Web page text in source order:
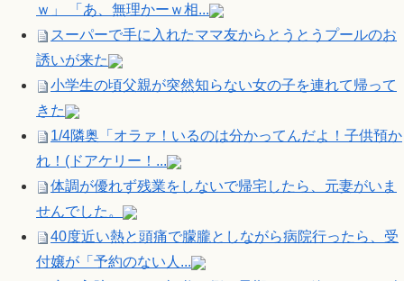
ｗ」 「あ、無理かーｗ相...
スーパーで手に入れたママ友からとうとうプールのお
誘いが来た
小学生の頃父親が突然知らない女の子を連れて帰って
きた
1/4隣奥「オラァ！いるのは分かってんだよ！子供預か
れ！(ドアケリー！...
体調が優れず残業をしないで帰宅したら、元妻がいま
せんでした。
40度近い熱と頭痛で朦朧としながら病院行ったら、受
付嬢が「予約のない人...